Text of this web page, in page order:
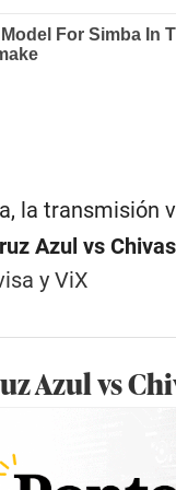
la transmisión
Azul vs
y ViX
Azul vs